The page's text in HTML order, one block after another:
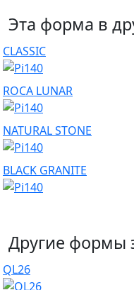
Эта форма в
CLASSIC
ROCA LUNAR
NATURAL STONE
BLACK GRANITE
Другие формы
QL26